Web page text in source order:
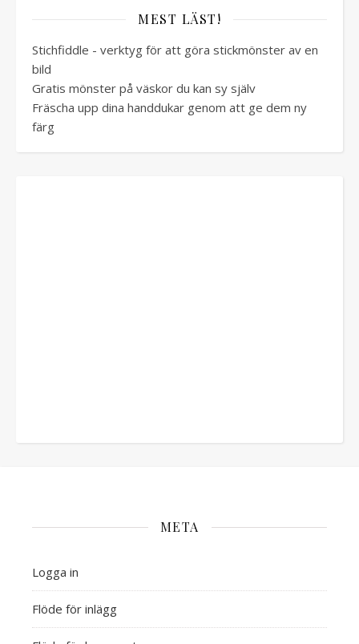
MEST LÄST!
Stichfiddle - verktyg för att göra stickmönster av en
bild
Gratis mönster på väskor du kan sy själv
Fräscha upp dina handdukar genom att ge dem ny
färg
META
Logga in
Flöde för inlägg